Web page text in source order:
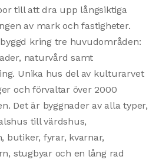
till att dra upp långsiktiga
av mark och fastigheter.
kring tre huvudområden:
naturvård samt
Unika hus del av kulturarvet
och förvaltar över 2000
Det är byggnader av alla typer,
till värdshus,
butiker, fyrar, kvarnar,
stugbyar och en lång rad